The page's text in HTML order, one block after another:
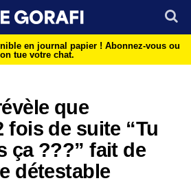
en journal papier ! Abonnez-vous ou
on tue votre chat.
que
fois de suite “Tu
ça ???” fait de
détestable